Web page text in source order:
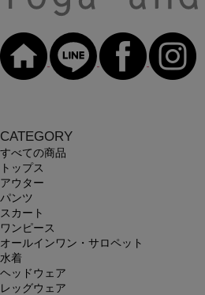
CATEGORY
すべての商品
トップス
アウター
パンツ
スカート
ワンピース
オールインワン・サロペット
水着
ヘッドウェア
レッグウェア